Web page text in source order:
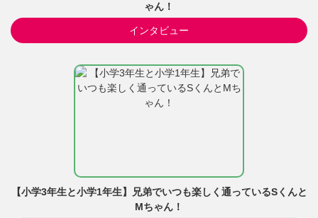
ゃん！
インタビュー
【小学3年生と小学1年生】兄弟でいつも楽しく通っているSくんと
Mちゃん！